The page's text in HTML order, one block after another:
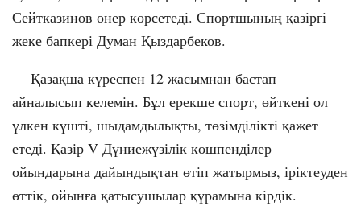
Сейтказинов өнер көрсетеді. Спортшының қазіргі
жеке бапкері Думан Қыздарбеков.
— Қазақша күреспен 12 жасымнан бастап
айналысып келемін. Бұл ерекше спорт, өйткені ол
үлкен күшті, шыдамдылықты, төзімділікті қажет
етеді. Қазір V Дүниежүзілік көшпенділер
ойындарына дайындықтан өтіп жатырмыз, іріктеуден
өттік, ойынға қатысушылар құрамына кірдік.